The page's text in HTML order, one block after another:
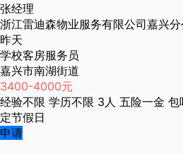
张经理
浙江雷迪森物业服务有限公司嘉兴分
昨天
学校客房服务员
嘉兴市南湖街道
3400-4000元
经验不限 学历不限 3人 五险一金 包
定节假日
申请